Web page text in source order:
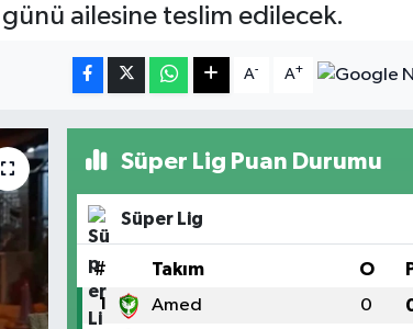
ailesine teslim edilecek.
A- A+
Süper Lig Puan Durumu
Süper Lig
# Takım O
1 Amed 0